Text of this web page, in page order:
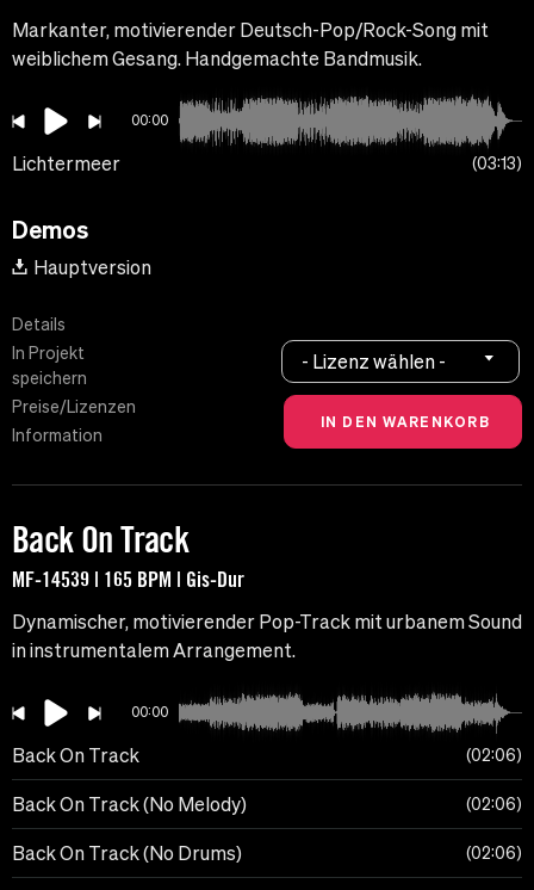
Markanter, motivierender Deutsch-Pop/Rock-Song mit
weiblichem Gesang. Handgemachte Bandmusik.
00:00
Lichtermeer 03:13
Demos
Hauptversion
Details
In Projekt
speichern
Preise/Lizenzen
Information
- Lizenz wählen -
Back On Track
MF-14539 | 165 BPM | Gis-Dur
Dynamischer, motivierender Pop-Track mit urbanem Sound
in instrumentalem Arrangement.
00:00
Back On Track 02:06
Back On Track (No Melody) 02:06
Back On Track (No Drums) 02:06